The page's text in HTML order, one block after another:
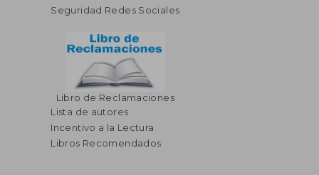
Seguridad Redes Sociales
Libro de Reclamaciones
Lista de autores
Incentivo a la Lectura
Libros Recomendados